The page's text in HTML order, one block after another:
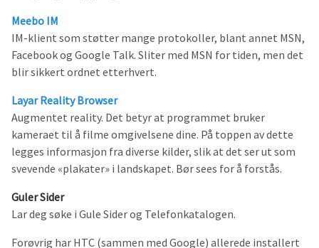
Meebo IM
IM-klient som støtter mange protokoller, blant annet MSN,
Facebook og Google Talk. Sliter med MSN for tiden, men det
blir sikkert ordnet etterhvert.
Layar Reality Browser
Augmentet reality. Det betyr at programmet bruker
kameraet til å filme omgivelsene dine. På toppen av dette
legges informasjon fra diverse kilder, slik at det ser ut som
svevende «plakater» i landskapet. Bør sees for å forstås.
Guler Sider
Lar deg søke i Gule Sider og Telefonkatalogen.
Forøvrig har HTC (sammen med Google) allerede installert